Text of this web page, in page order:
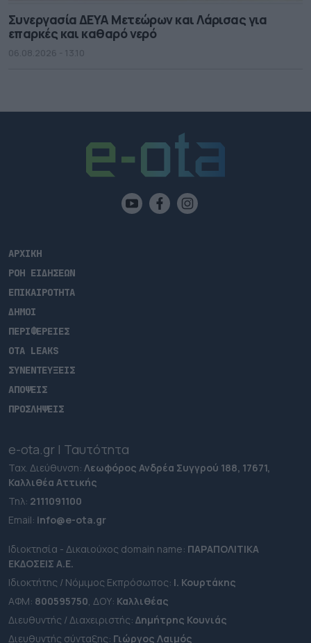
Συνεργασία ΔΕΥΑ Μετεώρων και Λάρισας για
επαρκές και καθαρό νερό
06.08.2026 - 13.10
ΑΡΧΙΚΗ
ΡΟΗ ΕΙΔΗΣΕΩΝ
ΕΠΙΚΑΙΡΟΤΗΤΑ
ΔΗΜΟΙ
ΠΕΡΙΦΕΡΕΙΕΣ
OTA LEAKS
ΣΥΝΕΝΤΕΥΞΕΙΣ
ΑΠΟΨΕΙΣ
ΠΡΟΣΛΗΨΕΙΣ
e-ota.gr | Ταυτότητα
Ταχ. Διεύθυνση: Λεωφόρος Ανδρέα Συγγρού 188, 17671,
Καλλιθέα Αττικής
Τηλ: 2111091100
Εmail: info@e-ota.gr
Ιδιοκτησία - Δικαιούχος domain name: ΠΑΡΑΠΟΛΙΤΙΚΑ
ΕΚΔΟΣΕΙΣ A.E.
Ιδιοκτήτης / Νόμιμος Εκπρόσωπος: Ι. Κουρτάκης
ΑΦΜ: 800595750, ΔΟΥ: Καλλιθέας
Διευθυντής / Διαχειριστής: Δημήτρης Κουνιάς
Διευθυντής σύνταξης: Γιώργος Λαιμός